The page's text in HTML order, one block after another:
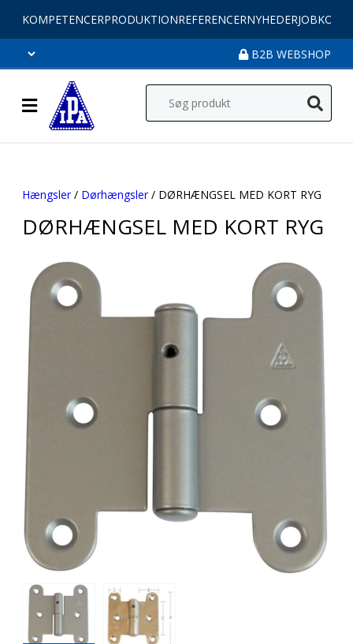
KOMPETENCERPRODUKTIONREFERENCERNYHEDERJOB
B2B WEBSHOP
Hængsler/ Dørhængsler/ DØRHÆNGSEL MED KORT RYG
DØRHÆNGSEL MED KORT RYG